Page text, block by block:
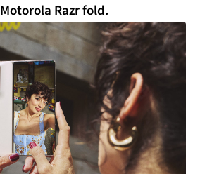
Motorola Razr fold.